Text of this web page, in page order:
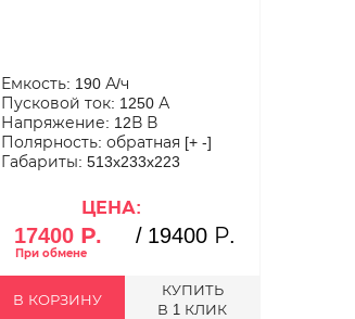
Емкость: 190 А/ч
Пусковой ток: 1250 А
Напряжение: 12В В
Полярность: обратная [+ -]
Габариты: 513x233x223
ЦЕНА:
17400 Р. / 19400 Р.
В КОРЗИНУ
КУПИТЬ
В 1 КЛИК